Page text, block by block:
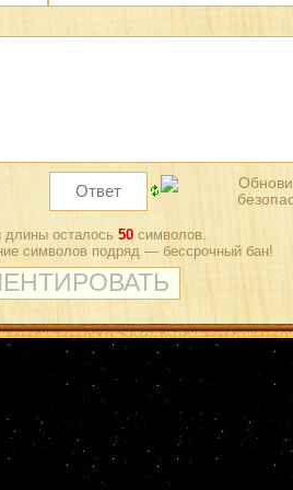
осталось 50 символов.
символов подряд — бессрочный бан!